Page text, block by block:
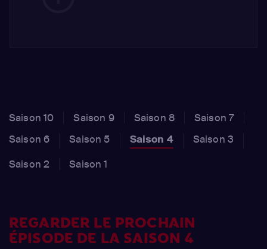
Saison 10 Saison 9 Saison 8
Saison 7
Saison 6
Saison 5 Saison 4
Saison 3
Saison 2
Saison 1
REGARDER LE PROCHAIN
ÉPISODE DE LA SAISON 4